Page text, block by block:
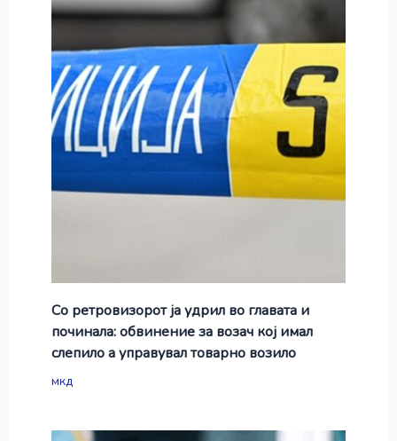
Со ретровизорот ја удрил во главата и
починала: обвинение за возач кој имал
слепило а управувал товарно возило
мкд